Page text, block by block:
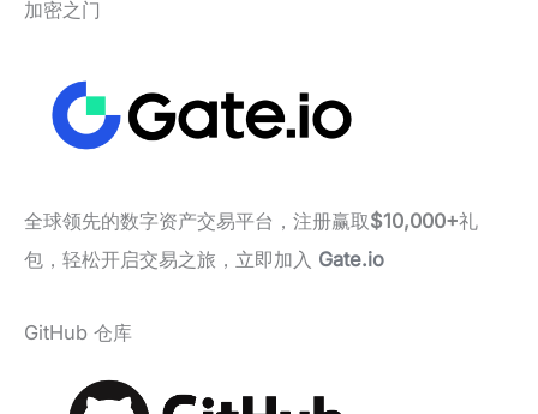
加密之门
全球领先的数字资产交易平台，注册赢取$10,000+礼
包，轻松开启交易之旅，立即加入 Gate.io
GitHub 仓库